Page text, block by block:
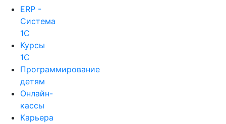
ERP -
Система
1С
Курсы
1С
Программирование
детям
Онлайн-
кассы
Карьера